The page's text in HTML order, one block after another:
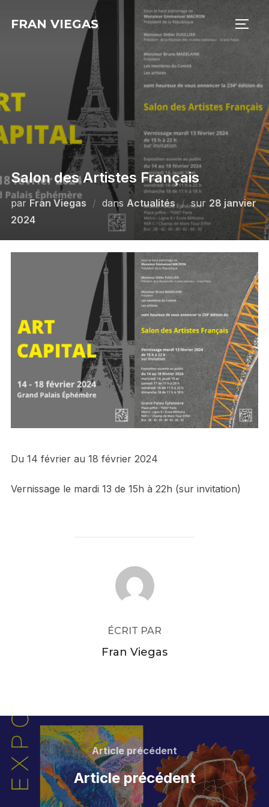
FRAN VIEGAS
Salon des Artistes Français
par Fran Viegas dans Actualités sur Publié
le
28 janvier
2024
Du 14 février au 18 février 2024
Vernissage le mardi 13 de 15h à 22h (sur invitation)
AUTEUR DE LA PUBLICATION
ÉCRIT PAR
Fran Viegas
Navigation
de
l’article
Article
précédent
Article précédent
Article précédent